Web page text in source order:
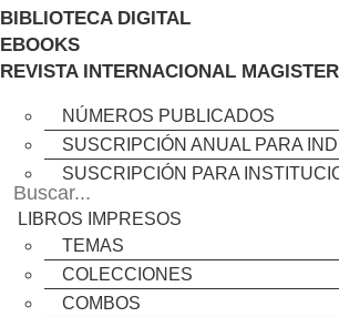
BIBLIOTECA DIGITAL
EBOOKS
REVISTA INTERNACIONAL
NÚMEROS PUBLICADOS
SUSCRIPCIÓN ANUAL PARA
SUSCRIPCIÓN PARA
LIBROS IMPRESOS
TEMAS
COLECCIONES
COMBOS